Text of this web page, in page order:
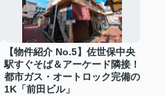
【物件紹介 No.5】佐世保中央
駅すぐそば＆アーケード隣接！
都市ガス・オートロック完備の
1K「前田ビル」